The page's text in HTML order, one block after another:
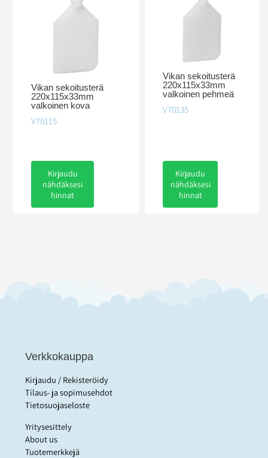
Vikan sekoitusterä
220x115x33mm
valkoinen kova
V70115
Kirjaudu
nähdäksesi
hinnat
Vikan sekoitusterä
220x115x33mm
valkoinen pehmeä
V70135
Kirjaudu
nähdäksesi
hinnat
Verkkokauppa
Kirjaudu / Rekisteröidy
Tilaus- ja sopimusehdot
Tietosuojaseloste
Yritysesittely
About us
Tuotemerkkejä